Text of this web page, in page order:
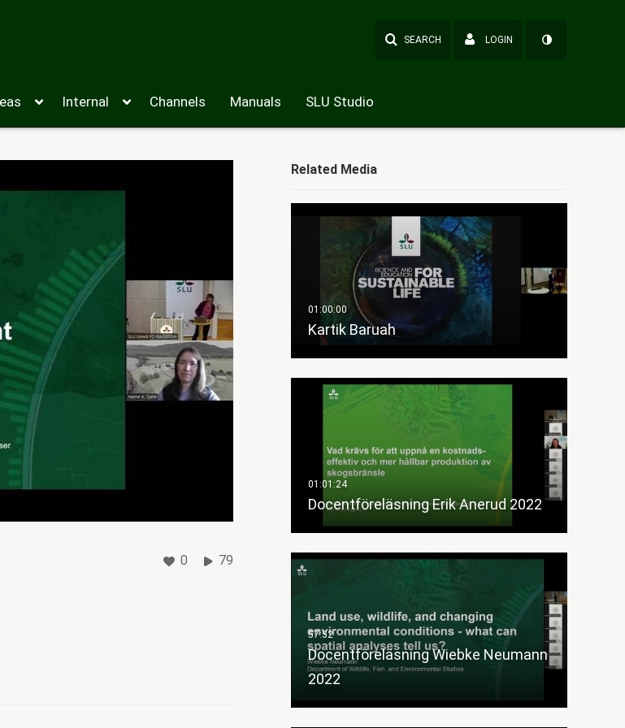
SEARCH LOGIN
Internal Channels Manuals SLU Studio
0 79
Related Media
Kartik Baruah
Docentföreläsning Erik Anerud 2022
Docentföreläsning Wiebke Neumann
2022